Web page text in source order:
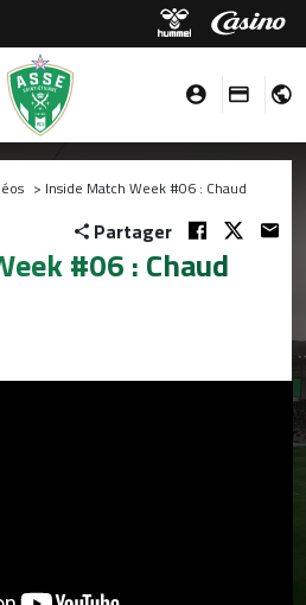
> Inside Match Week #06 : Chaud
Partager
#06 : Chaud